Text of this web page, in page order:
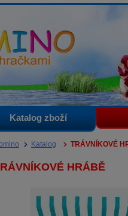
Katalog zboží
Katalog TRÁVNÍKOVÉ
HRÁBĚ